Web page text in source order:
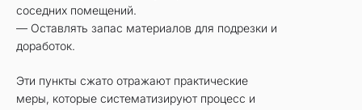
соседних помещений.
— Оставлять запас материалов для подрезки и
доработок.
Эти пункты сжато отражают практические
меры, которые систематизируют процесс и